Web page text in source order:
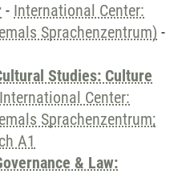
- International Center:
Sprachenzentrum) -
Studies: Culture
International Center:
Sprachenzentrum;
A1
& Law: